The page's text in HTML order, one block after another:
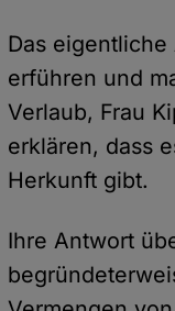
Das
erführen und
Verlaub, Frau
erklären, dass
Herkunft gibt.
Ihre Antwort